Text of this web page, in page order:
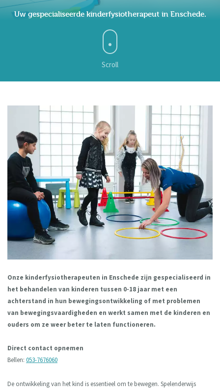
Hoofdpijnspreekuur
Peutergym
De praktijk
Contact
Uw gespecialiseerde kinderfysiotherapeut in Enschede.
Scroll
Onze kinderfysiotherapeuten in Enschede zijn gespecialiseerd in
het behandelen van kinderen tussen 0-18 jaar met een
achterstand in hun bewegingsontwikkeling of met problemen
van bewegingsvaardigheden en werkt samen met de kinderen en
ouders om ze weer beter te laten functioneren.
Direct contact opnemen
Bellen: 053-7676060
De ontwikkeling van het kind is essentieel om te bewegen. Spelenderwijs